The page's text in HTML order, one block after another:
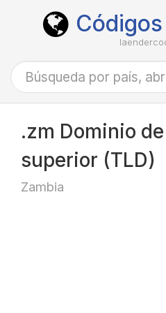
.zm Dominio
superior (TLD)
Zambia